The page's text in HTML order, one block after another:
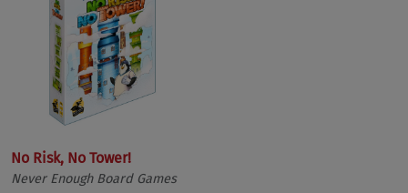
No Risk, No Tower!
Never Enough Board Games